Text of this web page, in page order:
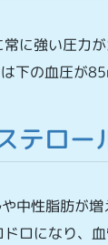
に強い圧力
下の血圧が
テロー
中性脂肪が
ロになり、